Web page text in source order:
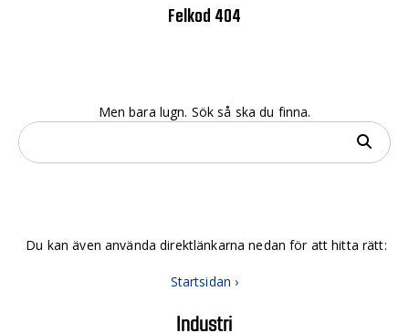
Felkod 404
Men bara lugn. Sök så ska du finna.
Du kan även använda direktlänkarna nedan för att hitta rätt:
Startsidan ›
Industri